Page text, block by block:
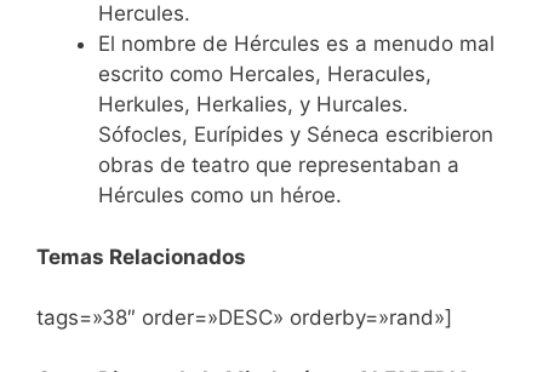
Hercules.
El nombre de Hércules es a menudo mal
escrito como Hercales, Heracules,
Herkules, Herkalies, y Hurcales.
Sófocles, Eurípides y Séneca escribieron
obras de teatro que representaban a
Hércules como un héroe.
Temas Relacionados
tags=»38″ order=»DESC» orderby=»rand»]